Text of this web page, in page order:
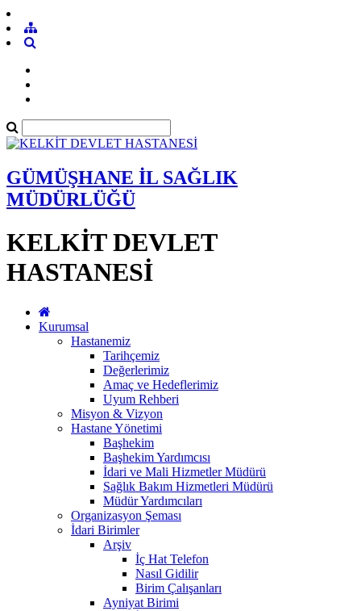
GÜMÜŞHANE İL SAĞLIK
MÜDÜRLÜĞÜ
KELKİT DEVLET
HASTANESİ
Kurumsal
Hastanemiz
Tarihçemiz
Değerlerimiz
Amaç ve Hedeflerimiz
Uyum Rehberi
Misyon & Vizyon
Hastane Yönetimi
Başhekim
Başhekim Yardımcısı
İdari ve Mali Hizmetler Müdürü
Sağlık Bakım Hizmetleri Müdürü
Müdür Yardımcıları
Organizasyon Şeması
İdari Birimler
Arşiv
İç Hat Telefon
Nasıl Gidilir
Birim Çalışanları
Ayniyat Birimi